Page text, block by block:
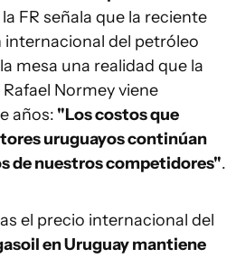
la FR señala que la reciente
internacional del petróleo
mesa una realidad que la
Normey viene
años: "Los costos que
uruguayos continúan
de nuestros competidores".
el precio internacional del
en Uruguay mantiene